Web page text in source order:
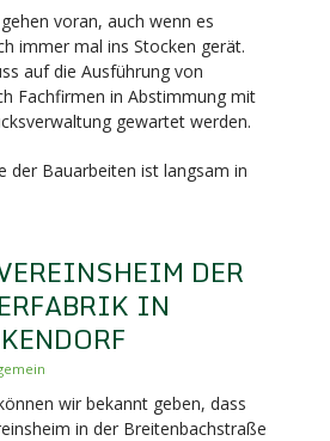
voran, auch wenn es
immer mal ins Stocken gerät.
auf die Ausführung von
Fachfirmen in Abstimmung mit
gewartet werden.
der Bauarbeiten ist langsam in
DER
IN
wir bekannt geben, dass
in der Breitenbachstraße